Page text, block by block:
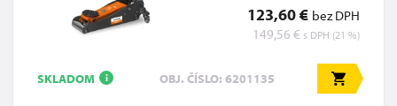
123,60 € bez DPH
149,56 € s DPH (21 %)
SKLADOM i OBJ. ČÍSLO: 6201135